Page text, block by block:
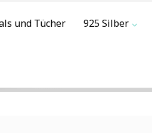
und Tücher 925 Silber